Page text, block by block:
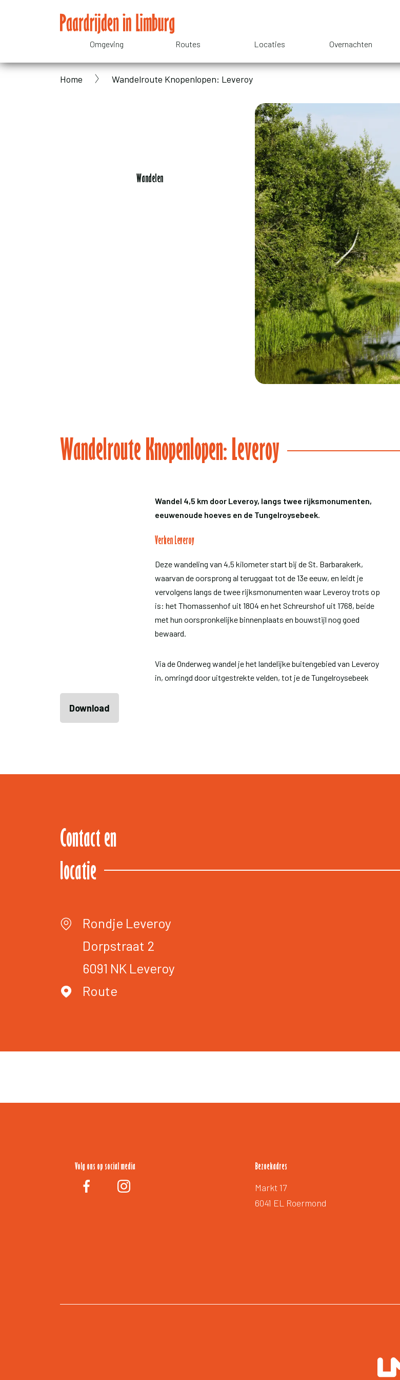
inhoud
Domain
menu
Omgeving Routes Locaties Overnachten
Kruimelpad
Home Wandelroute Knopenlopen: Leveroy
Wandelen
Wandelroute Knopenlopen: Leveroy
Wandel 4,5 km door Leveroy, langs twee rijksmonumenten,
eeuwenoude hoeves en de Tungelroysebeek.
Verken Leveroy
Deze wandeling van 4,5 kilometer start bij de St. Barbarakerk,
waarvan de oorsprong al teruggaat tot de 13e eeuw, en leidt je
vervolgens langs de twee rijksmonumenten waar Leveroy trots op
is: het Thomassenhof uit 1804 en het Schreurshof uit 1768, beide
met hun oorspronkelijke binnenplaats en bouwstijl nog goed
bewaard.
Via de Onderweg wandel je het landelijke buitengebied van Leveroy
in, omringd door uitgestrekte velden, tot je de Tungelroysebeek
Download
Contact en
locatie
Rondje Leveroy
Dorpstraat 2
6091 NK Leveroy
Route
Volg ons op social media Bezoekadres
Markt 17
6041 EL Roermond